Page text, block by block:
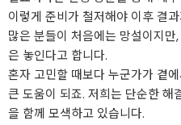
이렇게 준비가 철저해야 이후 결
많은 분들이 처음에는 망설이지
은 놓인다고 합니다.
혼자 고민할 때보다 누군가가 곁
큰 도움이 되죠. 저희는 단순한 해
을 함께 모색하고 있습니다.